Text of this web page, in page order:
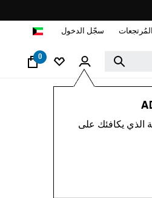
المُرتجعات سجّل الدخول
0
الذي يكافئك على
أوريجينالز
Cloud